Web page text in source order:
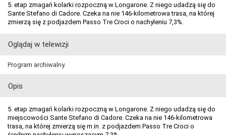
5. etap zmagań kolarki rozpoczną w Longarone. Z niego udadzą się do
Sante Stefano di Cadore. Czeka na nie 146-kilometrowa trasa, na której
zmierzą się z podjazdem Passo Tre Croci o nachyleniu 7,3%.
Oglądaj w telewizji
Program archiwalny.
Opis
5. etap zmagań kolarki rozpoczną w Longarone. Z niego udadzą się do
miejscowości Sante Stefano di Cadore. Czeka na nie 146-kilometrowa
trasa, na której zmierzą się m.in. z podjazdem Passo Tre Croci o